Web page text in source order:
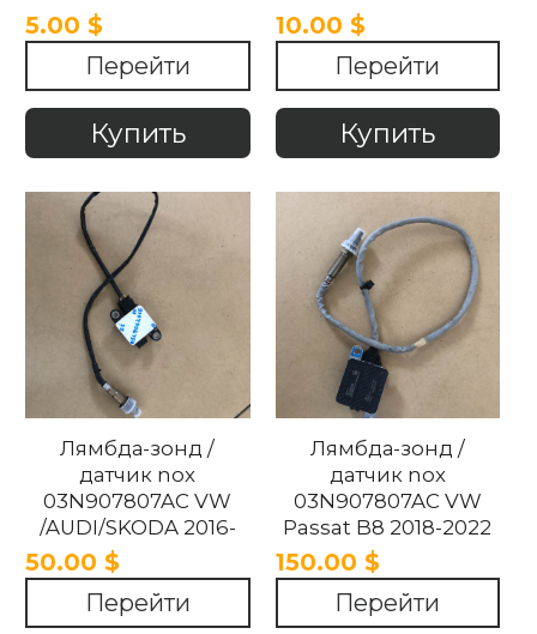
/Touran 2012- 2018
5.00 $
Перейти
Купить
/Touran 2012- 2018
10.00 $
Перейти
Купить
Лямбда-зонд /
датчик nox
03N907807AC VW
/AUDI/SKODA 2016-
2022
50.00 $
Перейти
Лямбда-зонд /
датчик nox
03N907807AC VW
Passat B8 2018-2022
150.00 $
Перейти